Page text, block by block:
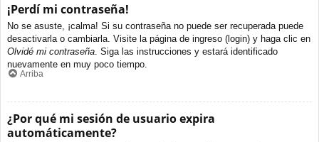
¡Perdí mi contraseña!
No se asuste, ¡calma! Si su contraseña no puede ser recuperada puede
desactivarla o cambiarla. Visite la página de ingreso (login) y haga clic en
Olvidé mi contraseña . Siga las instrucciones y estará identificado
nuevamente en muy poco tiempo.
Arriba
¿Por qué mi sesión de usuario expira
automáticamente?